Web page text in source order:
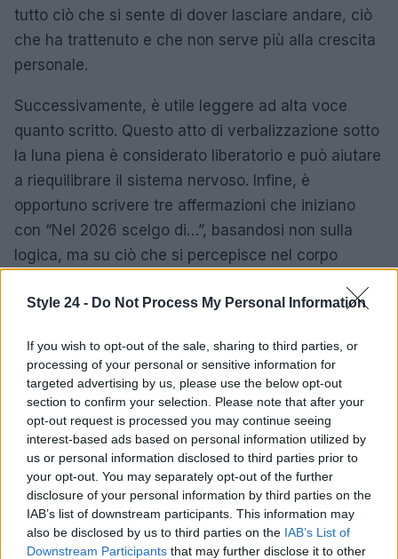
Style 24 - Do Not Process My Personal Information
If you wish to opt-out of the sale, sharing to third parties, or
processing of your personal or sensitive information for
targeted advertising by us, please use the below opt-out
section to confirm your selection. Please note that after your
opt-out request is processed you may continue seeing
interest-based ads based on personal information utilized by
us or personal information disclosed to third parties prior to
your opt-out. You may separately opt-out of the further
disclosure of your personal information by third parties on the
IAB’s list of downstream participants. This information may
also be disclosed by us to third parties on the IAB’s List of
Downstream Participants that may further disclose it to other
tutto ciò che si sente di dover lasciare andare, ciò
che ha trattenuto e che non serve più alla crescita
personale.
Successivamente, è utile leggere ad alta voce
quanto scritto. Questo atto di verbalizzazione sotto
la luna piena è considerato liberatorio e può aiutare
a riequilibrare il sistema nervoso. Infine, è
opportuno scrivere tre affermazioni che iniziano
con “Nel 2026 scelgo di…”, basandosi non sulla
logica, ma su ciò che si percepisce nel corpo
carta può simboleggiare la fine di un ciclo e
l’apertura a nuove possibilità. Questo gesto
rappresenta il potere di abbandonare il vecchio per
accogliere il nuovo, preparando il terreno per un
2026 ricco di opportunità.
AUTORE
Staff